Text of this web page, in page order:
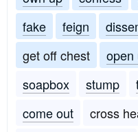
fake
feign
get off chest
open
soapbox
stump
come out
cross